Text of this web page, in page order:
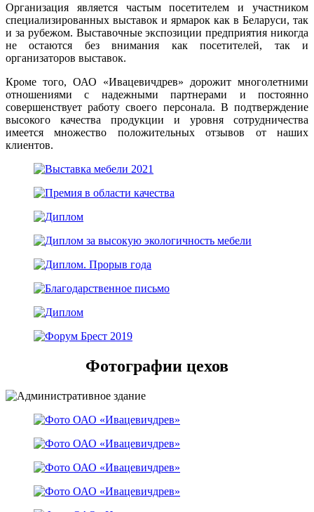
Организация является частым посетителем и участником
специализированных выставок и ярмарок как в Беларуси, так
и за рубежом. Выставочные экспозиции предприятия никогда
не остаются без внимания как посетителей, так и
организаторов выставок.
Кроме того, ОАО «Ивацевичдрев» дорожит многолетними
отношениями с надежными партнерами и постоянно
совершенствует работу своего персонала. В подтверждение
высокого качества продукции и уровня сотрудничества
имеется множество положительных отзывов от наших
клиентов.
Фотографии цехов